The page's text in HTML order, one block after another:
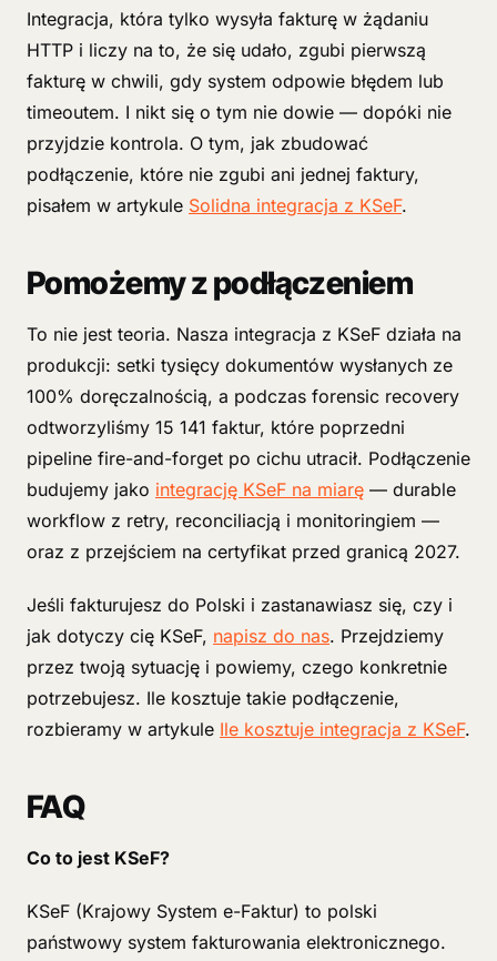
Integracja, która tylko wysyła fakturę w żądaniu
HTTP i liczy na to, że się udało, zgubi pierwszą
fakturę w chwili, gdy system odpowie błędem lub
timeoutem. I nikt się o tym nie dowie — dopóki nie
przyjdzie kontrola. O tym, jak zbudować
podłączenie, które nie zgubi ani jednej faktury,
pisałem w artykule Solidna integracja z KSeF.
Pomożemy z podłączeniem
To nie jest teoria. Nasza integracja z KSeF działa na
produkcji: setki tysięcy dokumentów wysłanych ze
100% doręczalnością, a podczas forensic recovery
odtworzyliśmy 15 141 faktur, które poprzedni
pipeline fire-and-forget po cichu utracił. Podłączenie
budujemy jako integrację KSeF na miarę — durable
workflow z retry, reconciliacją i monitoringiem —
oraz z przejściem na certyfikat przed granicą 2027.
Jeśli fakturujesz do Polski i zastanawiasz się, czy i
jak dotyczy cię KSeF, napisz do nas. Przejdziemy
przez twoją sytuację i powiemy, czego konkretnie
potrzebujesz. Ile kosztuje takie podłączenie,
rozbieramy w artykule Ile kosztuje integracja z KSeF.
FAQ
Co to jest KSeF?
KSeF (Krajowy System e-Faktur) to polski
państwowy system fakturowania elektronicznego.